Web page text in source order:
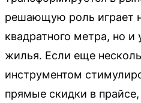
решающую роль играет
квадратного метра, но и
жилья. Если еще
инструментом
прямые скидки в прайсе,